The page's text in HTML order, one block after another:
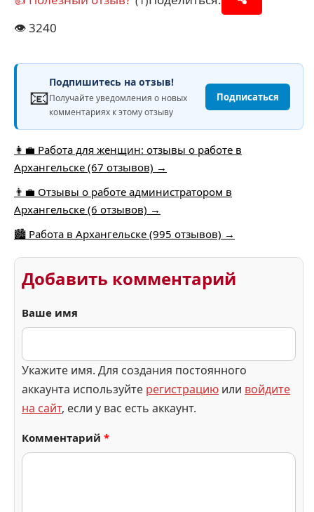
👁️3240
📧
Подпишитесь на отзыв!
Получайте уведомления о новых
комментариях к этому отзыву
Подписаться
👩‍💼 Работа для женщин: отзывы о работе в
Архангельске (67 отзывов) →
👨‍💼 Отзывы о работе администратором в
Архангельске (6 отзывов) →
🏙️ Работа в Архангельске (995 отзывов) →
Добавить комментарий
Ваше имя
Укажите имя. Для создания постоянного
аккаунта используйте регистрацию или войдите
на сайт, если у вас есть аккаунт.
Комментарий *